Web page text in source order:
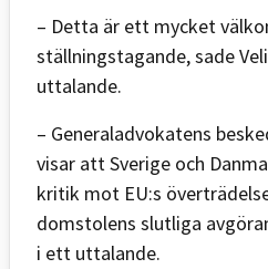
– Detta är ett mycket
ställningstagande, sade
uttalande.
– Generaladvokatens
visar att Sverige och
kritik mot EU:s
domstolens slutliga
i ett uttalande.